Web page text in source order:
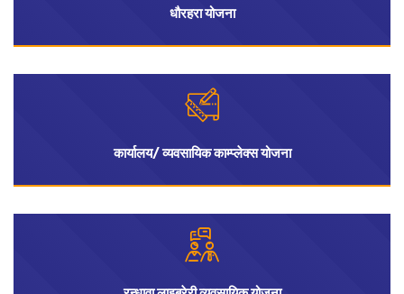
धौरहरा योजना
कार्यालय/ व्यवसायिक काम्प्लेक्स योजना